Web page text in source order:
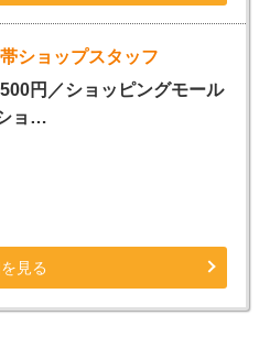
ョップスタッフ
円／ショッピングモール
ョ…
見る